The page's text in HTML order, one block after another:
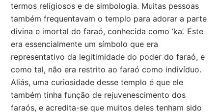
termos religiosos e de simbologia. Muitas pessoas
também frequentavam o templo para adorar a parte
divina e imortal do faraó, conhecida como ‘ka’. Este
era essencialmente um símbolo que era
representativo da legitimidade do poder do faraó, e
como tal, não era restrito ao faraó como indivíduo.
Aliás, uma curiosidade desse templo é que ele
também tinha função de rejuvenescimento dos
faraós, e acredita-se que muitos deles tenham sido